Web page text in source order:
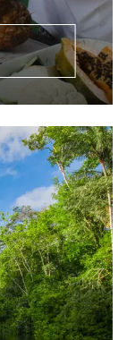
vilka mål du
lära dig nya
ska
genom att
och ha
du
på egen